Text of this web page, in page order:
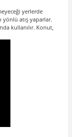
yerlerde
yönlü atış yaparlar.
kullanılır. Konut,